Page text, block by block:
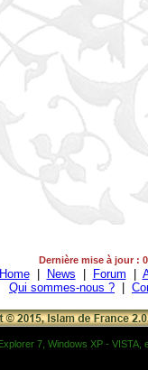
Dernière mise à jour :
Home| News Forum
Qui sommes-nous ?
7, Windows XP -